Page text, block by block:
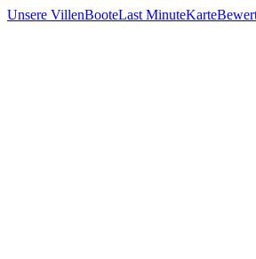
Unsere VillenBooteLast MinuteKarte